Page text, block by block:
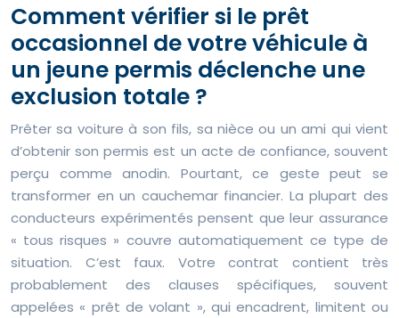
Comment vérifier si le prêt
occasionnel de votre véhicule à
un jeune permis déclenche une
exclusion totale ?
Prêter sa voiture à son fils, sa nièce ou un ami qui vient
d’obtenir son permis est un acte de confiance, souvent
perçu comme anodin. Pourtant, ce geste peut se
transformer en un cauchemar financier. La plupart des
conducteurs expérimentés pensent que leur assurance
« tous risques » couvre automatiquement ce type de
situation. C’est faux. Votre contrat contient très
probablement des clauses spécifiques, souvent
appelées « prêt de volant », qui encadrent, limitent ou